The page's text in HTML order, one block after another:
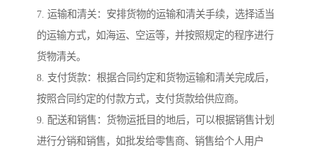
7. 运输和清关：安排货物的运输和清关手续，选择适当
的运输方式，如海运、空运等，并按照规定的程序进行
货物清关。
8. 支付货款：根据合同约定和货物运输和清关完成后，
按照合同约定的付款方式，支付货款给供应商。
9. 配送和销售：货物运抵目的地后，可以根据销售计划
进行分销和销售，如批发给零售商、销售给个人用户